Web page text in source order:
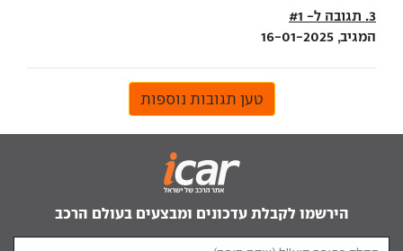
3. תגובה ל- #1
המגיב, 16-01-2025
טען תגובות נוספות
הירשמו לקבלת עדכונים ומבצעים בעולם הרכב